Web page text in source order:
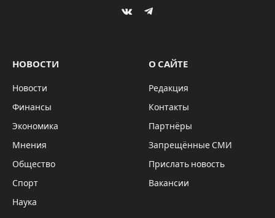
Проект рекреационного “Анзур парка”